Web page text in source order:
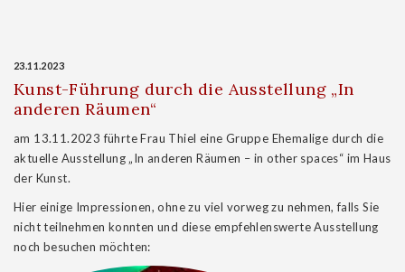
23.11.2023
Kunst-Führung durch die Ausstellung „In
anderen Räumen“
am 13.11.2023 führte Frau Thiel eine Gruppe Ehemalige durch die
aktuelle Ausstellung „In anderen Räumen – in other spaces“ im Haus
der Kunst.
Hier einige Impressionen, ohne zu viel vorweg zu nehmen, falls Sie
nicht teilnehmen konnten und diese empfehlenswerte Ausstellung
noch besuchen möchten: